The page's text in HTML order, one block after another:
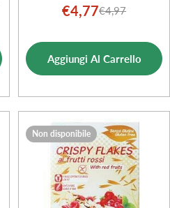
Prezzo
vendita
€4,77Prezzo
€4,97
Aggiungi Al Carrello
Non disponibile